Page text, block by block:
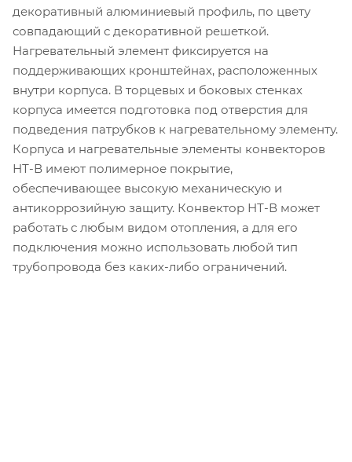
декоративный алюминиевый профиль, по цвету
совпадающий с декоративной решеткой.
Нагревательный элемент фиксируется на
поддерживающих кронштейнах, расположенных
внутри корпуса. В торцевых и боковых стенках
корпуса имеется подготовка под отверстия для
подведения патрубков к нагревательному элементу.
Корпуса и нагревательные элементы конвекторов
НТ-В имеют полимерное покрытие,
обеспечивающее высокую механическую и
антикоррозийную защиту. Конвектор НТ-В может
работать с любым видом отопления, а для его
подключения можно использовать любой тип
трубопровода без каких-либо ограничений.